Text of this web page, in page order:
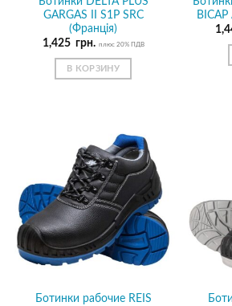
GARGAS II S1P SRC
(Франція)
1,425 грн. плюс 20% ПДВ
В КОРЗИНУ
Ботинки рабочие REIS